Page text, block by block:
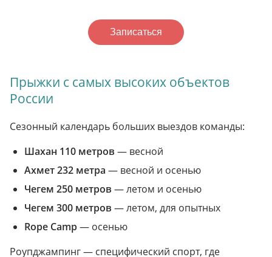
Записаться
Прыжки с самых высоких объектов
России
Сезонный календарь больших выездов команды:
Шахан 110 метров — весной
Ахмет 232 метра — весной и осенью
Чегем 250 метров — летом и осенью
Чегем 300 метров — летом, для опытных
Rope Camp— осенью
Роупджампинг — специфический спорт, где